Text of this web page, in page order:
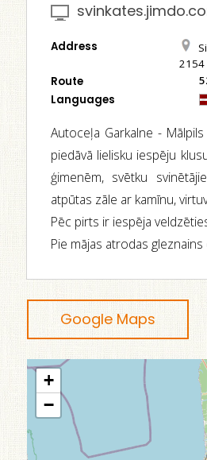
Address
2154
Route
Languages
Autoceļa Garkalne -
piedāvā lielisku iespēju
ģimenēm, svētku
atpūtas zāle ar kamīnu,
Pēc pirts ir iespēja
Pie mājas atrodas
Google Maps
+
−